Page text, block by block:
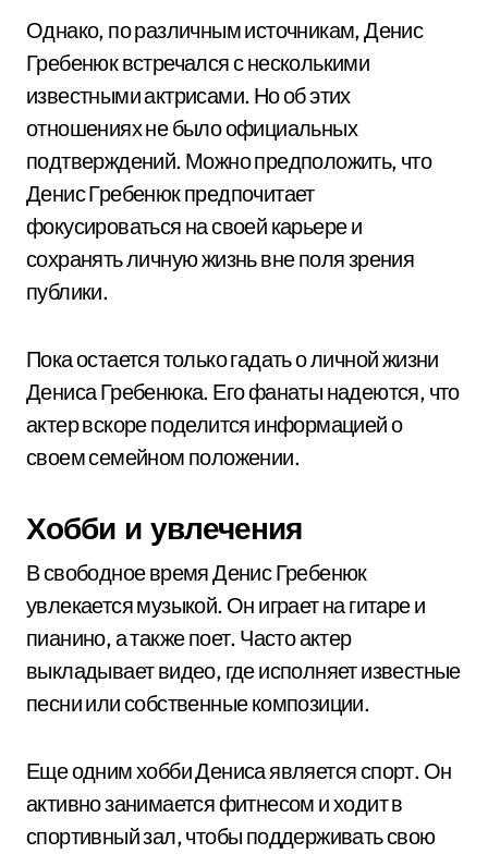
Однако, по различным источникам, Денис
Гребенюк встречался с несколькими
известными актрисами. Но об этих
отношениях не было официальных
подтверждений. Можно предположить, что
Денис Гребенюк предпочитает
фокусироваться на своей карьере и
сохранять личную жизнь вне поля зрения
публики.
Пока остается только гадать о личной жизни
Дениса Гребенюка. Его фанаты надеются, что
актер вскоре поделится информацией о
своем семейном положении.
Хобби и увлечения
В свободное время Денис Гребенюк
увлекается музыкой. Он играет на гитаре и
пианино, а также поет. Часто актер
выкладывает видео, где исполняет известные
песни или собственные композиции.
Еще одним хобби Дениса является спорт. Он
активно занимается фитнесом и ходит в
спортивный зал, чтобы поддерживать свою